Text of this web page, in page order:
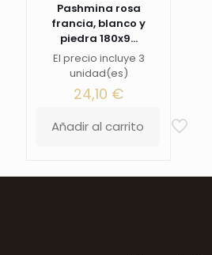
Pashmina rosa
francia, blanco y
piedra 180x9...
El precio incluye 3
unidad(es)
24,10 €
Añadir al carrito